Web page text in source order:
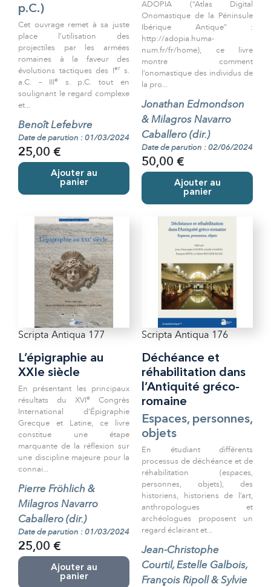
p.C.)
Cet ouvrage remet à sa juste
place l’utilisation des
projectiles par les armées
romaines à la faveur des
évolutions tactiques des Ier s.
a.C. – IIIe
s. p.C. tout en
soulignant le regard complexe
et...
Benoît Lefebvre
Date de parution : 01/03/2024
25,00 €
Ajouter au
panier
ADOPIA (“Atlas Digital
Onomastique de la Péninsule
Ibérique Antique” :
http://adopia.huma-
num.fr/fr/home), ce livre
montre comment
l’onomastique des individus de
la pro...
Jonathan Edmondson
& Milagros Navarro
Caballero (dir.)
Date de parution : 02/06/2024
50,00 €
Ajouter au
panier
Scripta Antiqua 177
L’épigraphie au
XXIe siècle
En présentant les principaux
résultats du XVIe
Congrès
International d’Épigraphie
Grecque et Latine, ce livre
constitue une étape
marquante de la réflexion sur
une discipline majeure pour la
connai...
Pierre Fröhlich &
Milagros Navarro
Caballero (dir.)
Date de parution : 01/03/2024
25,00 €
Ajouter au
panier
Scripta Antiqua 176
Déchéance et
réhabilitation dans
l’Antiquité gréco-
romaine
Espaces, personnes,
objets
En étudiant différents
processus de déchéance et de
réhabilitation (espaces,
personnes, objets), des
historiens, historiens de l’art,
anthropologues et
archéologues proposent un
regard éclairant et...
Jean-Christophe
Courtil, Estelle Galbois,
François Ripoll & Sylvie